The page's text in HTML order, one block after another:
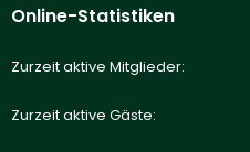
Online-Statistiken
Zurzeit aktive Mitglieder
Zurzeit aktive Gäste